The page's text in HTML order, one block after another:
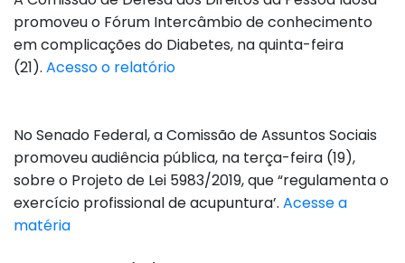
promoveu o Fórum Intercâmbio de conhecimento
em complicações do Diabetes, na quinta-feira
(21). Acesso o relatório
No Senado Federal, a Comissão de Assuntos Sociais
promoveu audiência pública, na terça-feira (19),
sobre o Projeto de Lei 5983/2019, que “regulamenta o
exercício profissional de acupuntura’. Acesse a
matéria